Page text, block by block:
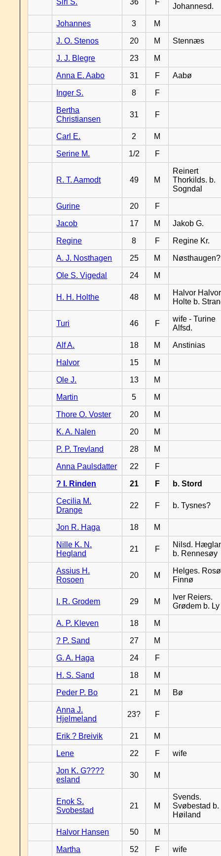
Siri S. 36 F
Johannesd.
Johannes 3 M
J. O. Stenos 20 M Stennæs
J. J. Blegre 23 M
Anna E. Aabo 31 F Aabø
Inger S. 8 F
Bertha
Christiansen
31 F
Carl E. 2 M
Serine M. 1/2 F
R. T. Aamodt 49 M
Reinert
Thorkilds. b.
Sogndal
Gurine 20 F
Jacob 17 M Jakob G.
Regine 8 F Regine Kr.
A. J. Nosthagen 25 M Nøsthaugen?
Ole S. Vigedal 24 M
H. H. Holthe 48 M
Halvor
Holte b.
Turi 46 F
wife - Turine
Alfsd.
Alf A. 18 M Anstinias
Halvor 15 M
Ole J. 13 M
Martin 5 M
Thore O. Voster 20 M
K. A. Nalen 20 M
P. P. Trevland 28 M
Anna Paulsdatter 22 F
? I. Rinden 21 F b. Stord
Cecilia M.
Drange
22 F b. Tysnes?
Jon R. Haga 18 M
Nille K. N.
Hegland
21 F
Nilsd.
b. Rennesøy
Assius H.
Rosoen
20 M
Helges.
Finnø
I. R. Grodem 29 M
Iver Reiers.
Grødem b. Ly
A. P. Kleven 18 M
? P. Sand 27 M
G. A. Haga 24 F
H. S. Sand 18 M
Peder P. Bo 21 M Bø
Anna J.
Hjelmeland
23? F
Erik ? Breivik 21 M
Lene 22 F wife
Jon K. G????
esland
30 M
Enok S.
Svobestad
21 M
Svends.
Svøbestad b.
Høiland
Halvor Hansen 50 M
Martha 52 F wife